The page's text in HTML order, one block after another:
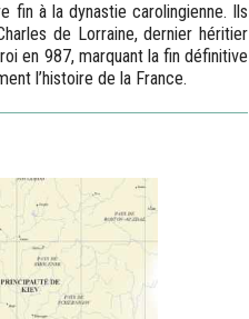
fin à la dynastie carolingienne. Ils
de Lorraine, dernier héritier
en 987, marquant la fin définitive
l’histoire de la France.